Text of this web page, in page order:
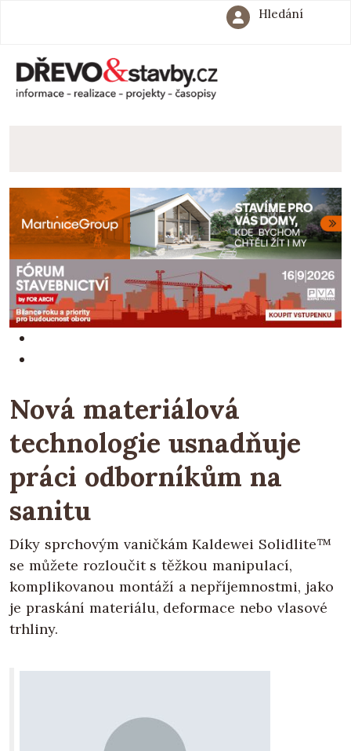
Hledání
Nová materiálová
technologie usnadňuje
práci odborníkům na
sanitu
Díky sprchovým vaničkám Kaldewei Solidlite™
se můžete rozloučit s těžkou manipulací,
komplikovanou montáží a nepříjemnostmi, jako
je praskání materiálu, deformace nebo vlasové
trhliny.